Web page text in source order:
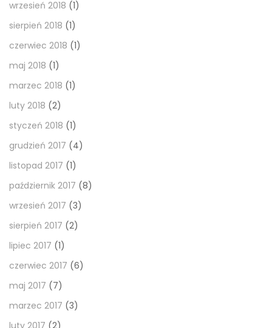
wrzesień 2018 (1)
sierpień 2018 (1)
czerwiec 2018 (1)
maj 2018 (1)
marzec 2018 (1)
luty 2018 (2)
styczeń 2018 (1)
grudzień 2017 (4)
listopad 2017 (1)
październik 2017 (8)
wrzesień 2017 (3)
sierpień 2017 (2)
lipiec 2017 (1)
czerwiec 2017 (6)
maj 2017 (7)
marzec 2017 (3)